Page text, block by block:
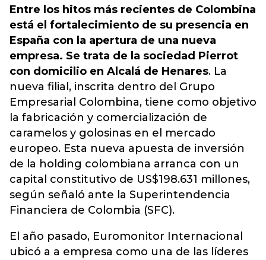
Entre los hitos más recientes de Colombina
está el fortalecimiento de su presencia en
España con la apertura de una nueva
empresa. Se trata de la sociedad Pierrot
con domicilio en Alcalá de Henares. La
nueva filial, inscrita dentro del Grupo
Empresarial Colombina, tiene como objetivo
la fabricación y comercialización de
caramelos y golosinas en el mercado
europeo. Esta nueva apuesta de inversión
de la holding colombiana arranca con un
capital constitutivo de US$198.631 millones,
según señaló ante la Superintendencia
Financiera de Colombia (SFC).
El año pasado, Euromonitor Internacional
ubicó a a empresa como una de las líderes